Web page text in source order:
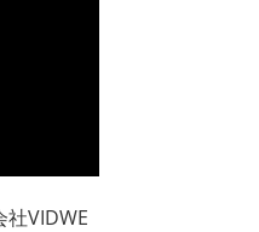
社VIDWE